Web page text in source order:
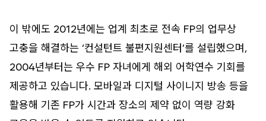
이 밖에도 2012년에는 업계 최초로 전속 FP의 업무상
고충을 해결하는 ‘컨설턴트 불편지원센터’를 설립했으며,
2004년부터는 우수 FP 자녀에게 해외 어학연수 기회를
제공하고 있습니다. 모바일과 디지털 사이니지 방송 등을
활용해 기존 FP가 시간과 장소의 제약 없이 역량 강화